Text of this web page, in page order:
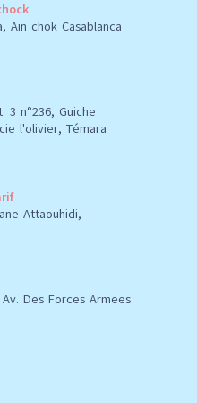
Ain chok Casablanca
3 n°236, Guiche
l'olivier, Témara
Attaouhidi,
Des Forces Armees